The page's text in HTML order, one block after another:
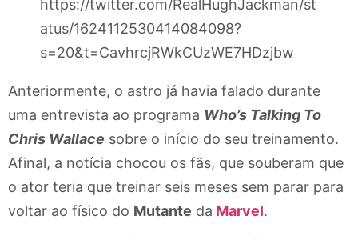
https://twitter.com/RealHughJackman/st
atus/1624112530414084098?
s=20&t=CavhrcjRWkCUzWE7HDzjbw
Anteriormente, o astro já havia falado durante
uma entrevista ao programa Who’s Talking To
Chris Wallace sobre o início do seu treinamento.
Afinal, a notícia chocou os fãs, que souberam que
o ator teria que treinar seis meses sem parar para
voltar ao físico do Mutante da Marvel.